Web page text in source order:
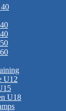
U12
U18